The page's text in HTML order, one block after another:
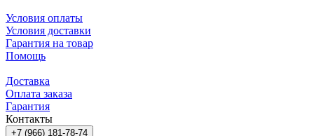
Условия оплаты
Условия доставки
Гарантия на товар
Помощь
Доставка
Оплата заказа
Гарантия
Контакты
+7 (966) 181-78-74